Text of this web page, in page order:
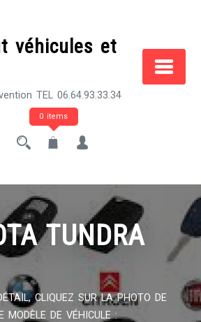
véhicules et
TEL 06.64.93.33.34
0 items
TUNDRA
CLIQUEZ SUR LA PHOTO DE
MODÈLE DE VÉHICULE :